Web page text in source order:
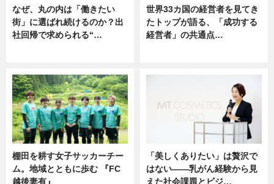
なぜ、丸の内は「働きたい
街」に選ばれ続けるのか？出
社回帰で求められる“…
世界33カ国の経営者を見てき
たトップが語る、「成功する
経営者」の共通点…
棚田を耕す女子サッカーチー
ム。地域とともに歩む 『FC
越後妻有』
「美しくありたい」は贅沢で
はない――乳がん経験から見
えた社会課題とビジ…